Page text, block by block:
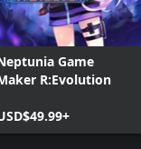
Game
R:Evolution